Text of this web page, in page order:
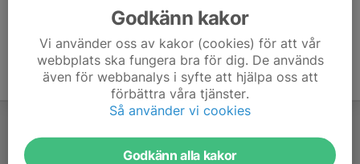
Godkänn kakor
Vi använder oss av kakor (cookies) för att vår
webbplats ska fungera bra för dig. De används
även för webbanalys i syfte att hjälpa oss att
förbättra våra tjänster.
Så använder vi cookies
Godkänn alla kakor